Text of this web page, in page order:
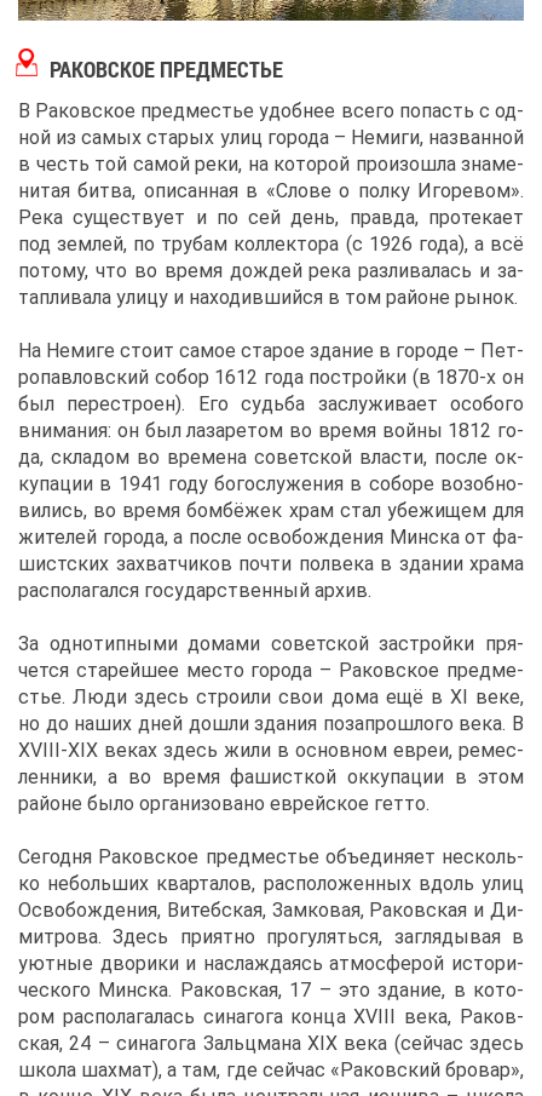
РА­КОВ­СКОЕ ПРЕД­МЕ­СТЬЕ
В Ра­ков­ское пред­ме­стье удоб­нее все­го по­пасть с од­
ной из са­мых ста­рых улиц го­ро­да – Неми­ги, на­зван­ной
в честь той са­мой ре­ки, на ко­то­рой про­изо­шла зна­ме­
ни­тая бит­ва, опи­сан­ная в «Сло­ве о пол­ку Иго­ре­вом».
Ре­ка су­ще­ству­ет и по сей день, прав­да, про­те­ка­ет
под зем­лей, по тру­бам кол­лек­то­ра (с 1926 го­да), а всё
по­то­му, что во вре­мя до­ждей ре­ка раз­ли­ва­лась и за­
тап­ли­ва­ла ули­цу и на­хо­див­ший­ся в том рай­оне ры­нок.
На Неми­ге сто­ит са­мое ста­рое зда­ние в го­ро­де – Пет­
ро­пав­лов­ский со­бор 1612 го­да по­строй­ки (в 1870-х он
был пе­ре­стро­ен). Его судь­ба за­слу­жи­ва­ет осо­бо­го
вни­ма­ния: он был ла­за­ре­том во вре­мя вой­ны 1812 го­
да, скла­дом во вре­ме­на со­вет­ской вла­сти, по­сле ок­
ку­па­ции в 1941 го­ду бо­го­слу­же­ния в со­бо­ре воз­об­но­
ви­лись, во вре­мя бом­бё­жек храм стал убе­жи­щем для
жи­те­лей го­ро­да, а по­сле осво­бож­де­ния Мин­ска от фа­
шист­ских за­хват­чи­ков по­чти пол­ве­ка в зда­нии хра­ма
рас­по­ла­гал­ся го­су­дар­ствен­ный ар­хив.
За од­но­тип­ны­ми до­ма­ми со­вет­ской за­строй­ки пря­
чет­ся ста­рей­шее ме­сто го­ро­да – Ра­ков­ское пред­ме­
стье. Лю­ди здесь стро­и­ли свои до­ма ещё в XI ве­ке,
но до на­ших дней до­шли зда­ния по­за­про­шло­го ве­ка. В
XVIII-XIX ве­ках здесь жи­ли в ос­нов­ном евреи, ре­мес­
лен­ни­ки, а во вре­мя фа­шист­кой ок­ку­па­ции в этом
рай­оне бы­ло ор­га­ни­зо­ва­но ев­рей­ское гет­то.
Се­год­ня Ра­ков­ское пред­ме­стье объ­еди­ня­ет несколь­
ко неболь­ших квар­та­лов, рас­по­ло­жен­ных вдоль улиц
Осво­бож­де­ния, Ви­теб­ская, Зам­ко­вая, Ра­ков­ская и Ди­
мит­ро­ва. Здесь при­ят­но про­гу­лять­ся, за­гля­ды­вая в
уют­ные дво­ри­ки и на­сла­жда­ясь ат­мо­сфе­рой ис­то­ри­
че­ско­го Мин­ска. Ра­ков­ская, 17 – это зда­ние, в ко­то­
ром рас­по­ла­га­лась си­на­го­га кон­ца XVIII ве­ка, Ра­ков­
ская, 24 – си­на­го­га Зальц­ма­на ХIХ ве­ка (сей­час здесь
шко­ла шах­мат), а там, где сей­час «Ра­ков­ский бро­вар»,